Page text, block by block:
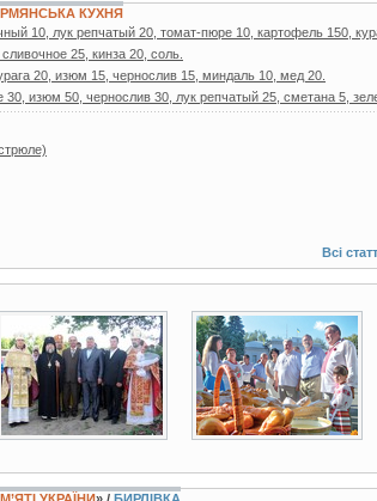
КУХНЯ
10, лук репчатый 20, томат-пюре 10, картофель 150,
25, кинза 20, соль.
20, изюм 15, чернослив 15, миндаль 10, мед 20.
изюм 50, чернослив 30, лук репчатый 25, сметана 5,
Всі
3 фото 6 фото
УКРАЇНИ» / БИРЛІВКА